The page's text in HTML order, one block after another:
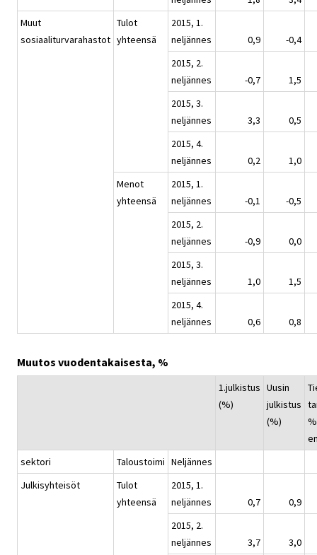
Muut
sosiaaliturvarahastot
Tulot
yhteensä
2015, 1.
neljännes
0,9
-0,4
2015, 2.
neljännes
-0,7
1,5
2015, 3.
neljännes
3,3
0,5
2015, 4.
neljännes
0,2
1,0
Menot
yhteensä
2015, 1.
neljännes
-0,1
-0,5
2015, 2.
neljännes
-0,9
0,0
2015, 3.
neljännes
1,0
1,5
2015, 4.
neljännes
0,6 0,8
Muutos vuodentakaisesta, %
1.julkistus
(%)
Uusin
julkistus
(%)
sektori
Taloustoimi Neljännes
Julkisyhteisöt
Tulot
yhteensä
2015, 1.
neljännes
0,7
0,9
2015, 2.
neljännes
3,7
3,0